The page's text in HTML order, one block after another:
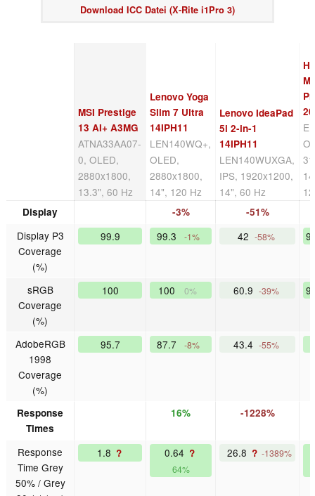
Download ICC Datei (X-Rite i1Pro 3)
MSI Prestige
13 AI+ A3MG
ATNA33AA07-
0, OLED,
2880x1800,
13.3", 60 Hz
Lenovo Yoga
Slim 7 Ultra
14IPH11
LEN140WQ+,
OLED,
2880x1800,
14", 120 Hz
Lenovo IdeaPad
5i 2-in-1
14IPH11
LEN140WUXGA,
IPS, 1920x1200,
14", 60 Hz
Display -3% -51%
Display P3
Coverage
(%)
99.9 99.3 -1% 42 -58%
sRGB
Coverage
(%)
100 100 0% 60.9 -39%
AdobeRGB
1998
Coverage
(%)
95.7 87.7 -8% 43.4 -55%
Response
Times
16% -1228%
Response
Time Grey
50% / Grey
1.8 ? 0.64 ?
64%
26.8 ? -1389%